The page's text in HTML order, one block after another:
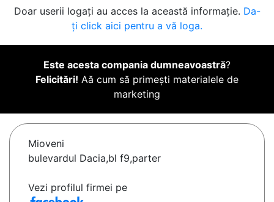
Doar userii logați au acces la această informație. Da-
ți click aici pentru a vă loga.
Este acesta compania dumneavoastră?
Felicitări! Aă cum să primești materialele de
marketing
Mioveni
bulevardul Dacia,bl f9,parter
Vezi profilul firmei pe